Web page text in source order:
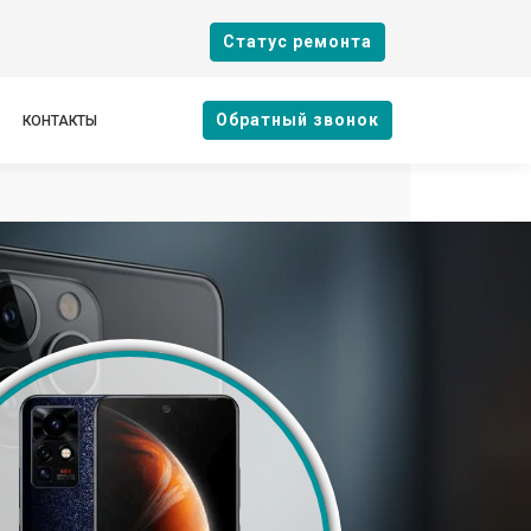
Cтатус ремонта
КОНТАКТЫ Oбратный звонок